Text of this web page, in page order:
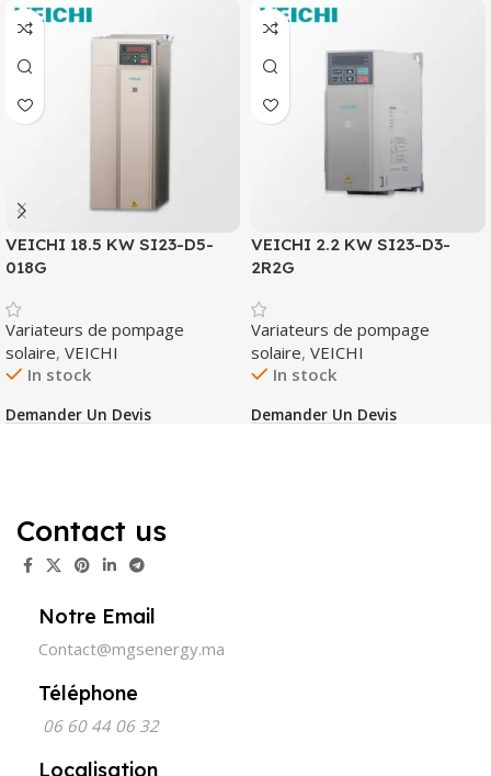
VEICHI 18.5 KW SI23-D5-
018G
Variateurs de pompage
solaire, VEICHI
In stock
Demander Un Devis
VEICHI 2.2 KW SI23-D3-
2R2G
Variateurs de pompage
solaire, VEICHI
In stock
Demander Un Devis
Contact us
Notre Email
Contact@mgsenergy.ma
Téléphone
06 60 44 06 32
Localisation